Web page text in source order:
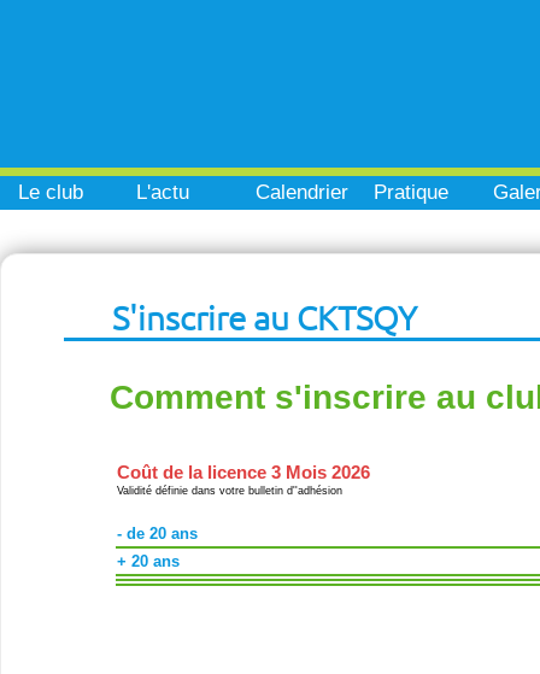
Le club L'actu Calendrier Pratique
S'inscrire au CKTSQY
Comment s'inscrire au
Coût de la licence 3 Mois 2026
Validité définie dans votre bulletin d''adhésion
- de 20 ans
+ 20 ans